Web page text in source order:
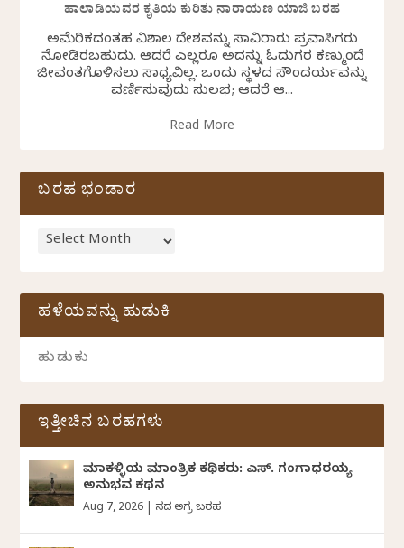
ಹಾಲಾಡಿಯವರ ಕೃತಿಯ ಕುರಿತು ನಾರಾಯಣ ಯಾಜಿ ಬರಹ
ಅಮೆರಿಕದಂತಹ ವಿಶಾಲ ದೇಶವನ್ನು ಸಾವಿರಾರು ಪ್ರವಾಸಿಗರು
ನೋಡಿರಬಹುದು. ಆದರೆ ಎಲ್ಲರೂ ಅದನ್ನು ಓದುಗರ ಕಣ್ಮುಂದೆ
ಜೀವಂತಗೊಳಿಸಲು ಸಾಧ್ಯವಿಲ್ಲ. ಒಂದು ಸ್ಥಳದ ಸೌಂದರ್ಯವನ್ನು
ವರ್ಣಿಸುವುದು ಸುಲಭ; ಆದರೆ ಆ...
Read More
ಬರಹ ಭಂಡಾರ
ಹಳೆಯವನ್ನು ಹುಡುಕಿ
ಇತ್ತೀಚಿನ ಬರಹಗಳು
ಮಾಕಳ್ಳಿಯ ಮಾಂತ್ರಿಕ ಕಥಿಕರು: ಎಸ್. ಗಂಗಾಧರಯ್ಯ
ಅನುಭವ ಕಥನ
Aug 7, 2026 ದಿನದ ಅಗ್ರ ಬರಹ